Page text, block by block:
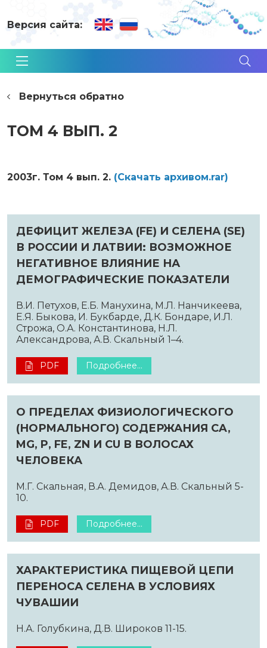
Версия сайта:
Вернуться обратно
ТОМ 4 ВЫП. 2
2003г. Том 4 вып. 2. (Cкачать архивом.rar)
ДЕФИЦИТ ЖЕЛЕЗА (FE) И СЕЛЕНА (SE)
В РОССИИ И ЛАТВИИ: ВОЗМОЖНОЕ
НЕГАТИВНОЕ ВЛИЯНИЕ НА
ДЕМОГРАФИЧЕСКИЕ ПОКАЗАТЕЛИ
В.И. Петухов, Е.Б. Манухина, М.Л. Нанчикеева,
Е.Я. Быкова, И. Букбарде, Д.К. Бондаре, И.Л.
Строжа, О.А. Константинова, Н.Л.
Александрова, А.В. Скальный 1–4.
PDF Подробнее...
О ПРЕДЕЛАХ ФИЗИОЛОГИЧЕСКОГО
(НОРМАЛЬНОГО) СОДЕРЖАНИЯ CA,
MG, P, FE, ZN И CU В ВОЛОСАХ
ЧЕЛОВЕКА
М.Г. Скальная, В.А. Демидов, А.В. Скальный 5-
10.
PDF Подробнее...
ХАРАКТЕРИСТИКА ПИЩЕВОЙ ЦЕПИ
ПЕРЕНОСА СЕЛЕНА В УСЛОВИЯХ
ЧУВАШИИ
Н.А. Голубкина, Д.В. Широков 11-15.